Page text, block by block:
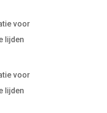
voor
lijden
voor
lijden